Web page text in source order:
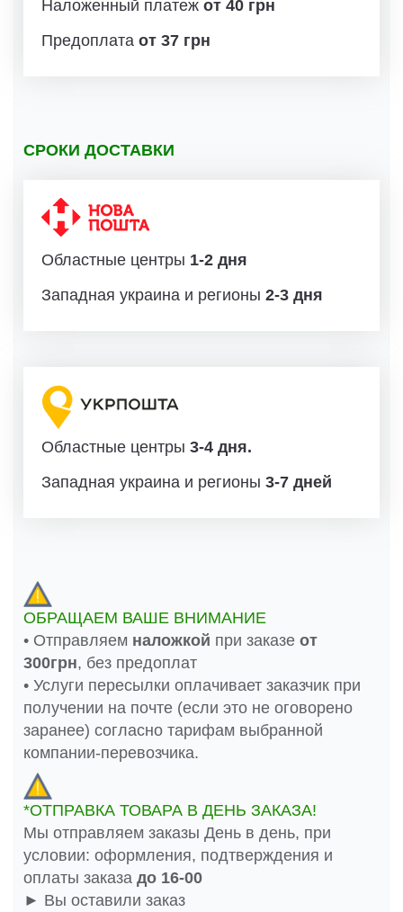
Наложенный платеж от 40 грн
Предоплата от 37 грн
СРОКИ ДОСТАВКИ
Областные центры 1-2 дня
Западная украина и регионы 2-3 дня
Областные центры 3-4 дня.
Западная украина и регионы 3-7 дней
ОБРАЩАЕМ ВАШЕ ВНИМАНИЕ
• Отправляем наложкой при заказе от
300грн, без предоплат
• Услуги пересылки оплачивает заказчик при
получении на почте (если это не оговорено
заранее) согласно тарифам выбранной
компании-перевозчика.
*ОТПРАВКА ТОВАРА В ДЕНЬ ЗАКАЗА!
Мы отправляем заказы День в день, при
условии: оформления, подтверждения и
оплаты заказа до 16-00
► Вы оставили заказ